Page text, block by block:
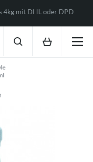
4kg mit DHL oder DPD